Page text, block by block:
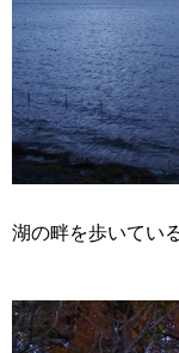
湖の畔を歩いてい